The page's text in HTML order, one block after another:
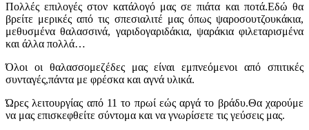
Πολλές επιλογές στον κατάλογό μας σε πιάτα και ποτά.Εδώ θα
βρείτε μερικές από τις σπεσιαλιτέ μας όπως ψαροσουτζουκάκια,
μεθυσμένα θαλασσινά, γαριδογαριδάκια, ψαράκια φιλεταρισμένα
και άλλα πολλά…
Όλοι οι θαλασσομεζέδες μας είναι εμπνεόμενοι από σπιτικές
συνταγές,πάντα με φρέσκα και αγνά υλικά.
Ώρες λειτουργίας από 11 το πρωί εώς αργά το βράδυ.Θα χαρούμε
να μας επισκεφθείτε σύντομα και να γνωρίσετε τις γεύσεις μας.